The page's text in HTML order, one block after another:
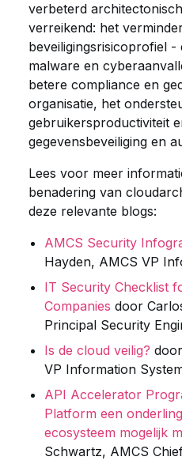
verbeterd
verreikend: het
beveiligingsrisicoprofiel -
malware en
betere compliance en
organisatie, het
gebruikersproductiviteit
gegevensbeveiliging en
Lees voor meer
benadering van
deze relevante blogs:
AMCS Security
Hayden, AMCS VP
IT Security Checklist
Companies door
Principal Security
Is de cloud veilig?
VP Information
API Accelerator
Platform een
ecosysteem mogelijk
Schwartz, AMCS